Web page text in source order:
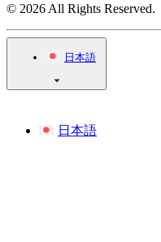
© 2026 All Rights Reserved.
日本語
日本語